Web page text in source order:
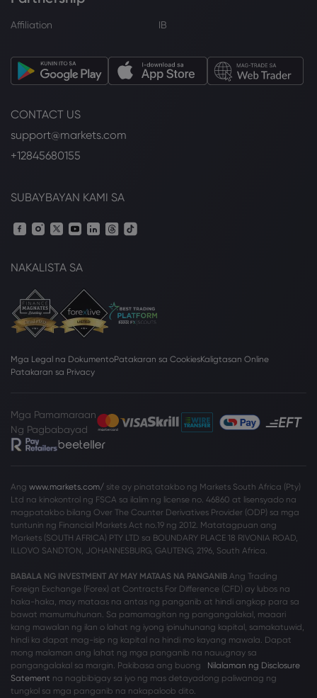
Affiliation IB
CONTACT US
support@markets.com
+12845680155
SUBAYBAYAN KAMI SA
NAKALISTA SA
Mga Legal na DokumentoPatakaran sa CookiesKaligtasan Online
Patakaran sa Privacy
Mga Pamamaraan
Ng Pagbabayad
Ang www.markets.com/ site ay pinatatakbo ng Markets South Africa (Pty)
Ltd na kinokontrol ng FSCA sa ilalim ng license no. 46860 at lisensyado na
magpatakbo bilang Over The Counter Derivatives Provider (ODP) sa mga
tuntunin ng Financial Markets Act no.19 ng 2012. Matatagpuan ang
Markets (SOUTH AFRICA) PTY LTD sa BOUNDARY PLACE 18 RIVONIA ROAD,
ILLOVO SANDTON, JOHANNESBURG, GAUTENG, 2196, South Africa.
BABALA NG INVESTMENT AY MAY MATAAS NA PANGANIB Ang Trading
Foreign Exchange (Forex) at Contracts For Difference (CFD) ay lubos na
haka-haka, may mataas na antas ng panganib at hindi angkop para sa
bawat mamumuhunan. Sa pamamagitan ng pangangalakal, maaari
kang mawalan ng ilan o lahat ng iyong ipinuhunang kapital, samakatuwid,
hindi ka dapat mag-isip ng kapital na hindi mo kayang mawala. Dapat
mong malaman ang lahat ng mga panganib na nauugnay sa
pangangalakal sa margin. Pakibasa ang buong
Nilalaman ng Disclosure
Satement na nagbibigay sa iyo ng mas detayadong paliwanag ng
tungkol sa mga panganib na nakapaloob dito.